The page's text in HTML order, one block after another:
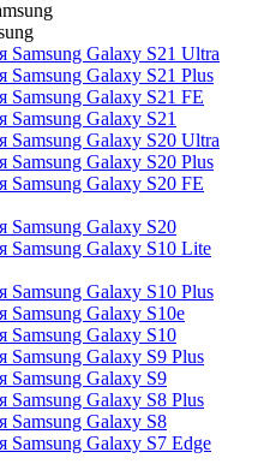
Samsung Galaxy S21 Ultra
Samsung Galaxy S21 Plus
Samsung Galaxy S21 FE
Samsung Galaxy S21
Samsung Galaxy S20 Ultra
Samsung Galaxy S20 Plus
Samsung Galaxy S20 FE
Samsung Galaxy S20
Samsung Galaxy S10 Lite
Samsung Galaxy S10 Plus
Samsung Galaxy S10e
Samsung Galaxy S10
Samsung Galaxy S9 Plus
Samsung Galaxy S9
Samsung Galaxy S8 Plus
Samsung Galaxy S8
Samsung Galaxy S7 Edge